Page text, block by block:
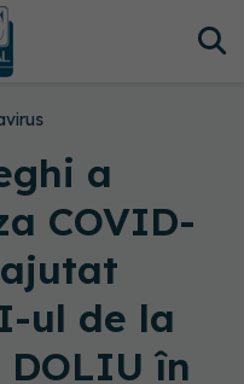
a
COVID-
ul de la
în